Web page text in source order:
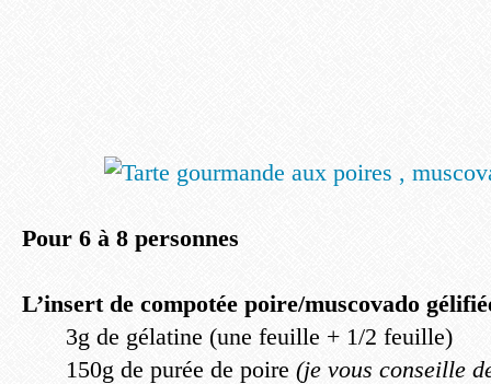
Pour 6 à 8 personnes
L’insert de compotée poire/muscovado
3g de gélatine (une feuille + 1/2 feuille)
150g de purée de poire (je vous conseille